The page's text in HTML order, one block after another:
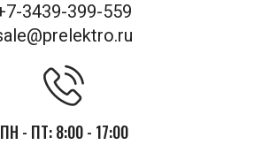
3439-399-559
ПН - ПТ: 8:00 - 17:00